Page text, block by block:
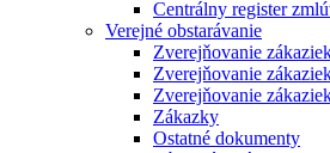
Centrálny register
Verejné obstarávanie
Zverejňovanie
Zverejňovanie
Zverejňovanie
Zákazky
Ostatné dokumenty